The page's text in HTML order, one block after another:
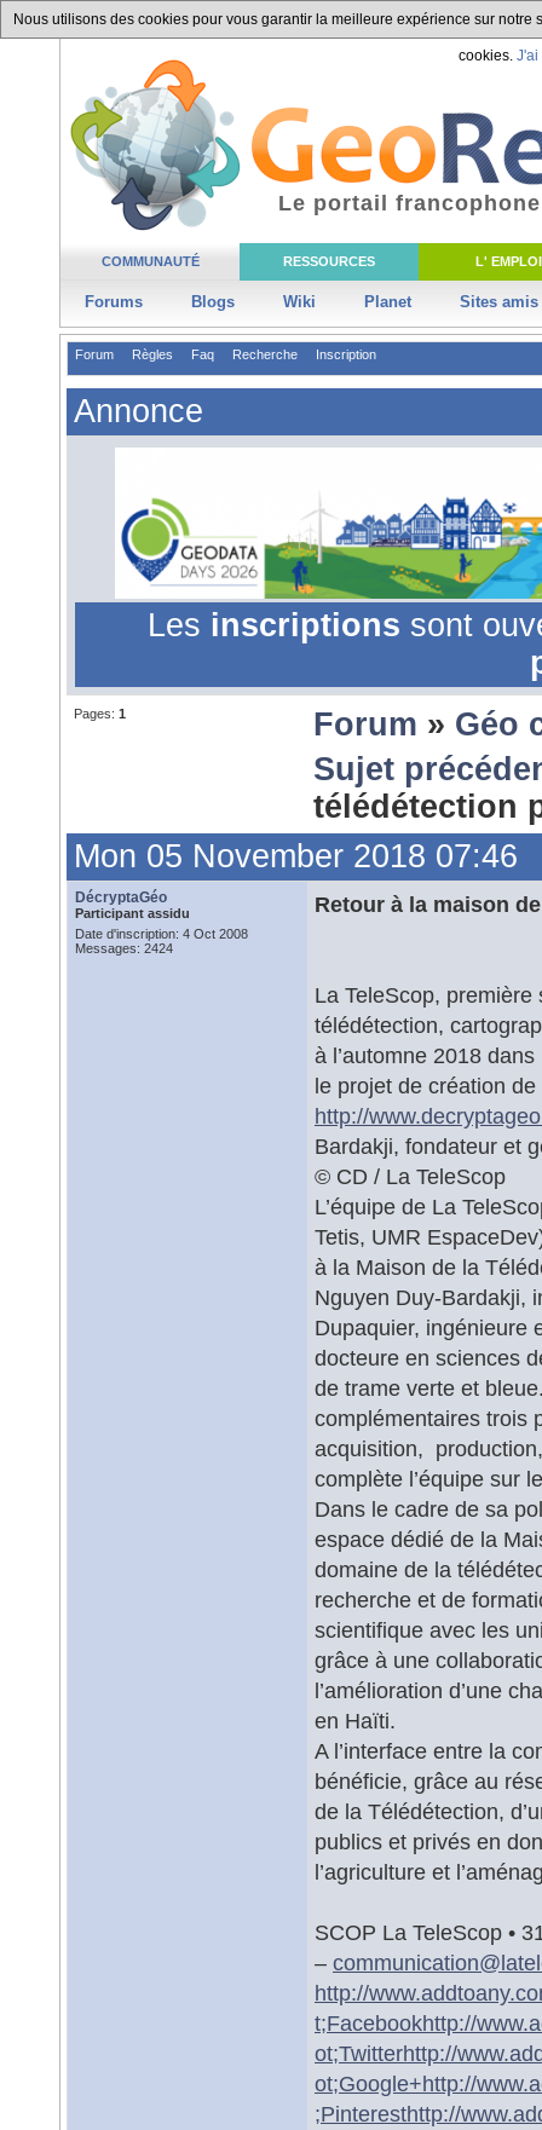
Nous utilisons des cookies pour vous garantir la meilleure expérience sur
cookies. J'ai
COMMUNAUTÉ RESSOURCES L' EMPLOI
Forums Blogs Wiki Planet Sites amis
Le portail
Forum Règles Faq Recherche Inscription
Annonce
Les inscriptions sont
Pages: 1 Forum » Géo
Sujet
télédétection
Mon 05 November 2018 07:46
DécryptaGéo
Participant assidu
Date d'inscription: 4 Oct 2008
Messages: 2424
Retour à la maison
La TeleScop,
télédétection,
à l’automne 2018
le projet de création
http://
Bardakji, fondateur et
© CD / La TeleScop
L’équipe de La
Tetis, UMR
à la Maison de la
Nguyen Duy-Bardakji,
Dupaquier, ingénieure
docteure en sciences
de trame verte et
complémentaires trois
acquisition,
complète l’équipe sur
Dans le cadre de sa
espace dédié de la
domaine de la
recherche et de
scientifique avec les
grâce à une
l’amélioration d’une
en Haïti.
A l’interface entre la
bénéficie, grâce au
de la Télédétection,
publics et privés en
l’agriculture et
SCOP La TeleScop •
– communication@
http://
t;Facebookhttp://
ot;Twitterhttp://
ot;Google+http://
;Pinteresthttp://